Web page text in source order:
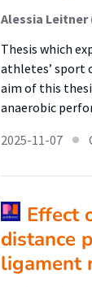
Alessia
Thesis which
athletes’ sport
aim of this
anaerobic
2025-11-07
Effect
distance
ligament